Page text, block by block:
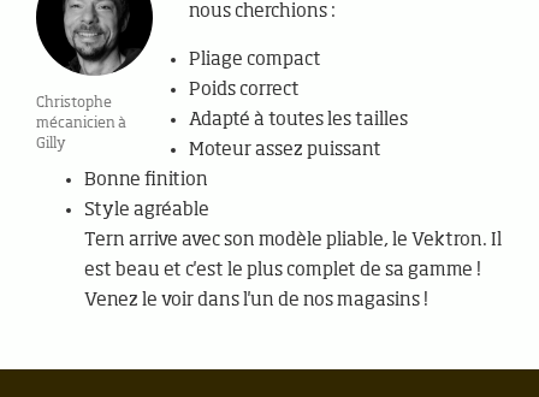
Christophe
mécanicien à
Gilly
nous cherchions :
Pliage compact
Poids correct
Adapté à toutes les tailles
Moteur assez puissant
Bonne finition
Style agréable
Tern arrive avec son modèle pliable, le Vektron. Il
est beau et c'est le plus complet de sa gamme !
Venez le voir dans l'un de nos magasins !